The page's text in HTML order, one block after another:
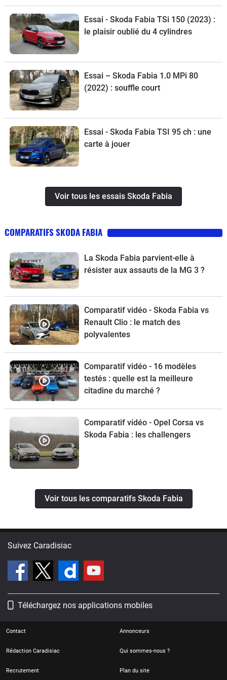
Essai - Skoda Fabia TSi 150 (2023) :
le plaisir oublié du 4 cylindres
Essai – Skoda Fabia 1.0 MPi 80
(2022) : souffle court
Essai - Skoda Fabia TSI 95 ch : une
carte à jouer
Voir tous les essais Skoda Fabia
COMPARATIFS SKODA FABIA
La Skoda Fabia parvient-elle à
résister aux assauts de la MG 3 ?
Comparatif vidéo - Skoda Fabia vs
Renault Clio : le match des
polyvalentes
Comparatif vidéo - 16 modèles
testés : quelle est la meilleure
citadine du marché ?
Comparatif vidéo - Opel Corsa vs
Skoda Fabia : les challengers
Voir tous les comparatifs Skoda Fabia
Suivez Caradisiac
Téléchargez nos applications mobiles
Contact Annonceurs
Rédaction Caradisiac Qui sommes-nous ?
Recrutement Plan du site